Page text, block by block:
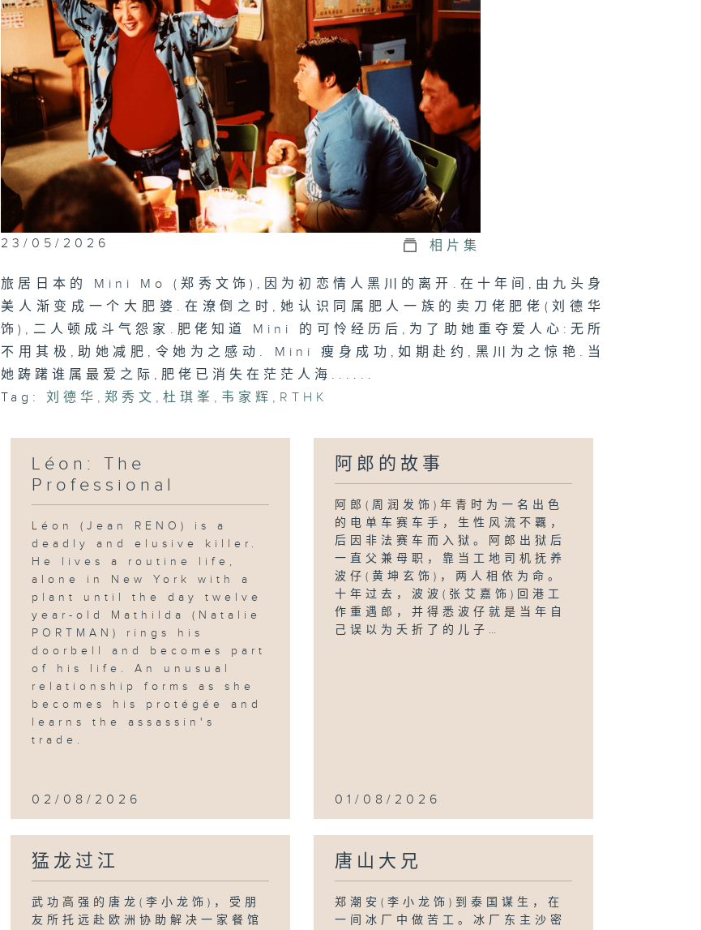
23/05/2026 相片集
旅居日本的 Mini Mo (郑秀文饰),因为初恋情人黑川的离开.在十年间,由九头身
美人渐变成一个大肥婆.在潦倒之时,她认识同属肥人一族的卖刀佬肥佬(刘德华
饰),二人顿成斗气怨家.肥佬知道 Mini 的可怜经历后,为了助她重夺爱人心:无所
不用其极,助她减肥,令她为之感动. Mini 瘦身成功,如期赴约,黑川为之惊艳.当
她踌躇谁属最爱之际,肥佬已消失在茫茫人海......
Tag:
刘德华 ,郑秀文 ,杜琪峯 , 韦家辉 , RTHK
Léon: The
Professional
Léon (Jean RENO) is a
deadly and elusive killer.
He lives a routine life,
alone in New York with a
plant until the day twelve
year-old Mathilda (Natalie
PORTMAN) rings his
doorbell and becomes part
of his life. An unusual
relationship forms as she
becomes his protégée and
learns the assassin's
trade.
02/08/2026
阿郎的故事
阿郎(周润发饰)年青时为一名出色
的电单车赛车手，生性风流不覊，
后因非法赛车而入狱。阿郎出狱后
一直父兼母职，靠当工地司机抚养
波仔(黄坤玄饰)，两人相依为命。
十年过去，波波(张艾嘉饰)回港工
作重遇郎，并得悉波仔就是当年自
己误以为夭折了的儿子…
01/08/2026
猛龙过江
武功高强的唐龙(李小龙饰)，受朋
友所托远赴欧洲协助解决一家餐馆
唐山大兄
郑潮安(李小龙饰)到泰国谋生，在
一间冰厂中做苦工。冰厂东主沙密